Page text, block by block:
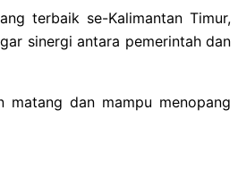
terbaik se-Kalimantan Timur,
sinergi antara pemerintah dan
matang dan mampu menopang